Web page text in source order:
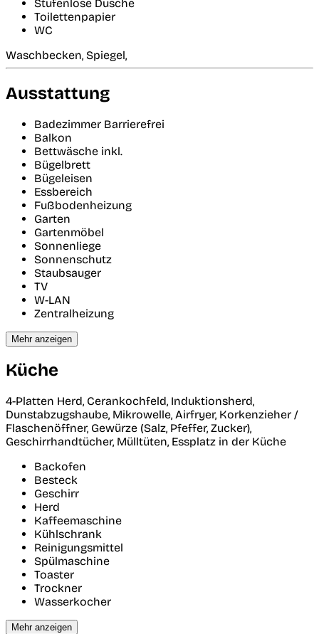
Stufenlose Dusche
Toilettenpapier
WC
Waschbecken, Spiegel,
Ausstattung
Badezimmer Barrierefrei
Balkon
Bettwäsche inkl.
Bügelbrett
Bügeleisen
Essbereich
Fußbodenheizung
Garten
Gartenmöbel
Sonnenliege
Sonnenschutz
Staubsauger
TV
W-LAN
Zentralheizung
Mehr anzeigen
Küche
4-Platten Herd, Cerankochfeld, Induktionsherd,
Dunstabzugshaube, Mikrowelle, Airfryer, Korkenzieher /
Flaschenöffner, Gewürze (Salz, Pfeffer, Zucker),
Geschirrhandtücher, Mülltüten, Essplatz in der Küche
Backofen
Besteck
Geschirr
Herd
Kaffeemaschine
Kühlschrank
Reinigungsmittel
Spülmaschine
Toaster
Trockner
Wasserkocher
Mehr anzeigen